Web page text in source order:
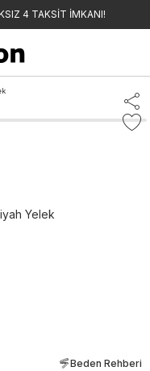
4 TAKSİT İMKANI!
Yelek
Beden Rehberi